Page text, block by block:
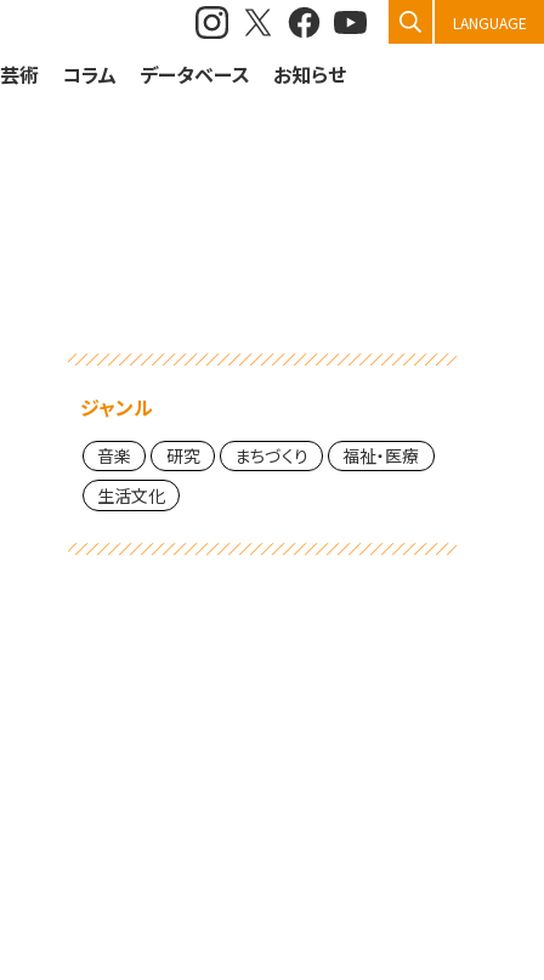
検索
術
コラム データベース お知らせ
LANGUAGE
ジャンル
音楽 研究 まちづくり
福祉・医療
生活文化